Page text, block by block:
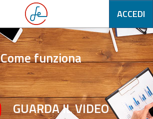
ACCEDI
Come funziona
GUARDA IL VIDEO